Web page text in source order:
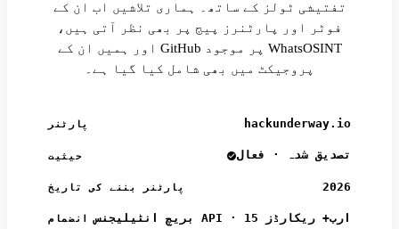
تفتیشی ٹولز کے ساتھ۔ ہماری تلاشیں اب ان کے
فوٹر اور پارٹنرز پیج پر بھی نظر آتی ہیں،
اور ہمیں ان کے GitHub پر موجود WhatsOSINT
پروجیکٹ میں بھی شامل کیا گیا ہے۔
پارٹنر hackunderway.io
حیثیت تصدیق شدہ · فعال
پارٹنر بننے کی تاریخ 2026
انضمام بریچ انٹیلیجنس API · 15 ارب+ ریکارڈز